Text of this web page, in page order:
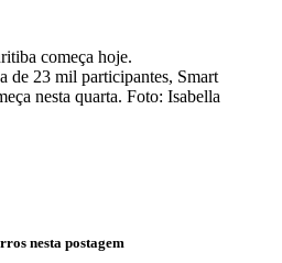
de 23 mil participantes, Smart
nesta quarta. Foto: Isabella
nesta postagem